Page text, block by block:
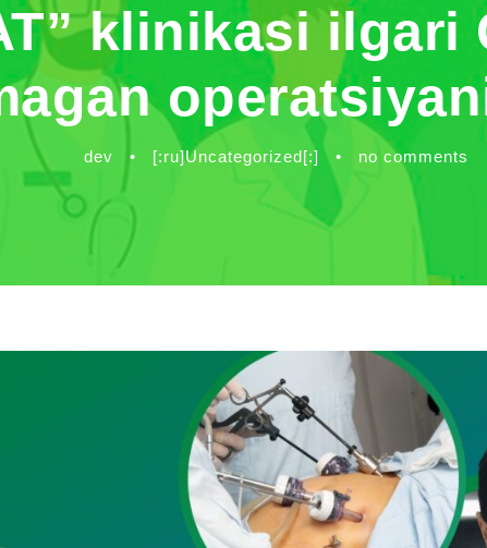
klinikasi ilgari
dev • [:ru]Uncategorized[:] • no comments